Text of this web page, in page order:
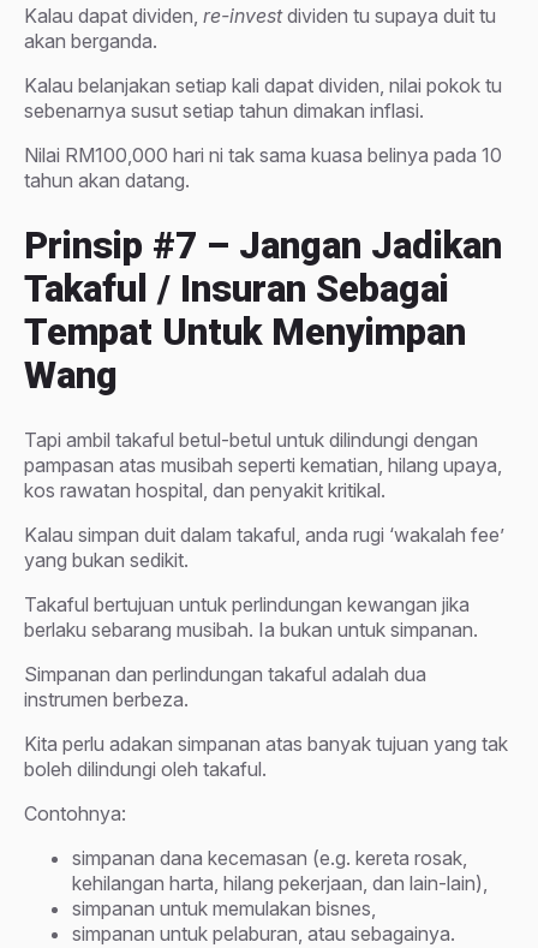
Kalau dapat dividen, re-investdividen tu supaya duit tu
akan berganda.
Kalau belanjakan setiap kali dapat dividen, nilai pokok tu
sebenarnya susut setiap tahun dimakan inflasi.
Nilai RM100,000 hari ni tak sama kuasa belinya pada 10
tahun akan datang.
Prinsip #7 – Jangan Jadikan
Takaful / Insuran Sebagai
Tempat Untuk Menyimpan
Wang
Tapi ambil takaful betul-betul untuk dilindungi dengan
pampasan atas musibah seperti kematian, hilang upaya,
kos rawatan hospital, dan penyakit kritikal.
Kalau simpan duit dalam takaful, anda rugi ‘wakalah fee’
yang bukan sedikit.
Takaful bertujuan untuk perlindungan kewangan jika
berlaku sebarang musibah. Ia bukan untuk simpanan.
Simpanan dan perlindungan takaful adalah dua
instrumen berbeza.
Kita perlu adakan simpanan atas banyak tujuan yang tak
boleh dilindungi oleh takaful.
Contohnya:
simpanan dana kecemasan (e.g. kereta rosak,
kehilangan harta, hilang pekerjaan, dan lain-lain),
simpanan untuk memulakan bisnes,
simpanan untuk pelaburan, atau sebagainya.